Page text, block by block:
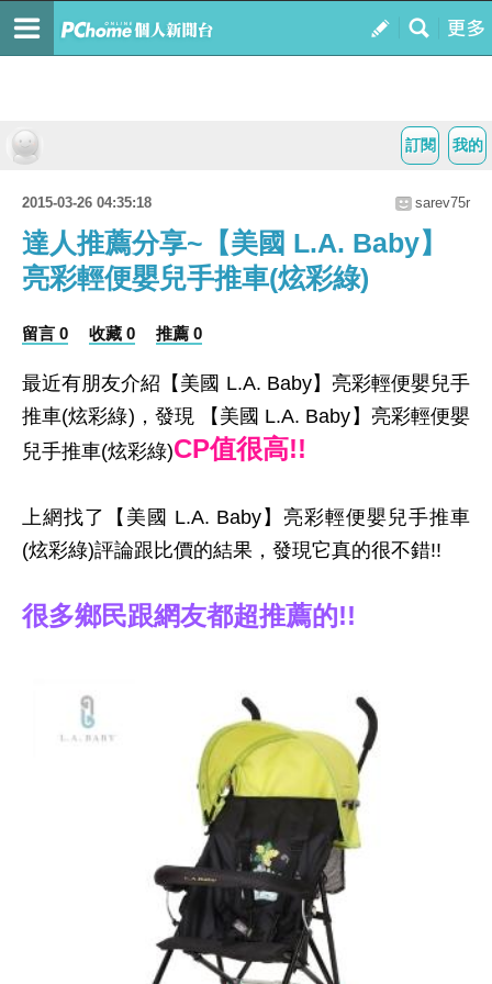
我的
訂閱
2015-03-26 04:35:18 sarev75r
達人推薦分享~【美國 L.A. Baby】
亮彩輕便嬰兒手推車(炫彩綠)
留言 0 收藏 0 推薦 0
最近有朋友介紹【美國 L.A. Baby】亮彩輕便嬰兒手
推車(炫彩綠)，發現 【美國 L.A. Baby】亮彩輕便嬰
兒手推車(炫彩綠)CP值很高!!
上網找了【美國 L.A. Baby】亮彩輕便嬰兒手推車
(炫彩綠)評論跟比價的結果，發現它真的很不錯!!
很多鄉民跟網友都超推薦的!!